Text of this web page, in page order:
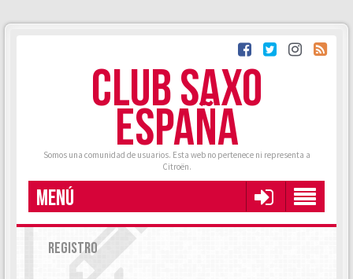
CLUB SAXO
ESPAÑA
Somos una comunidad de usuarios. Esta web no pertenece ni representa a
Citroën.
MENÚ
REGISTRO